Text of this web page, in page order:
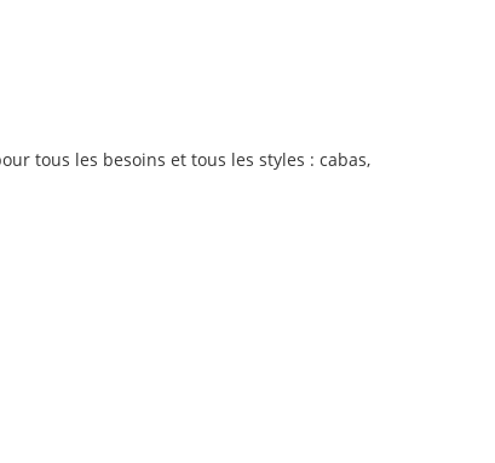
tous les besoins et tous les styles : cabas,